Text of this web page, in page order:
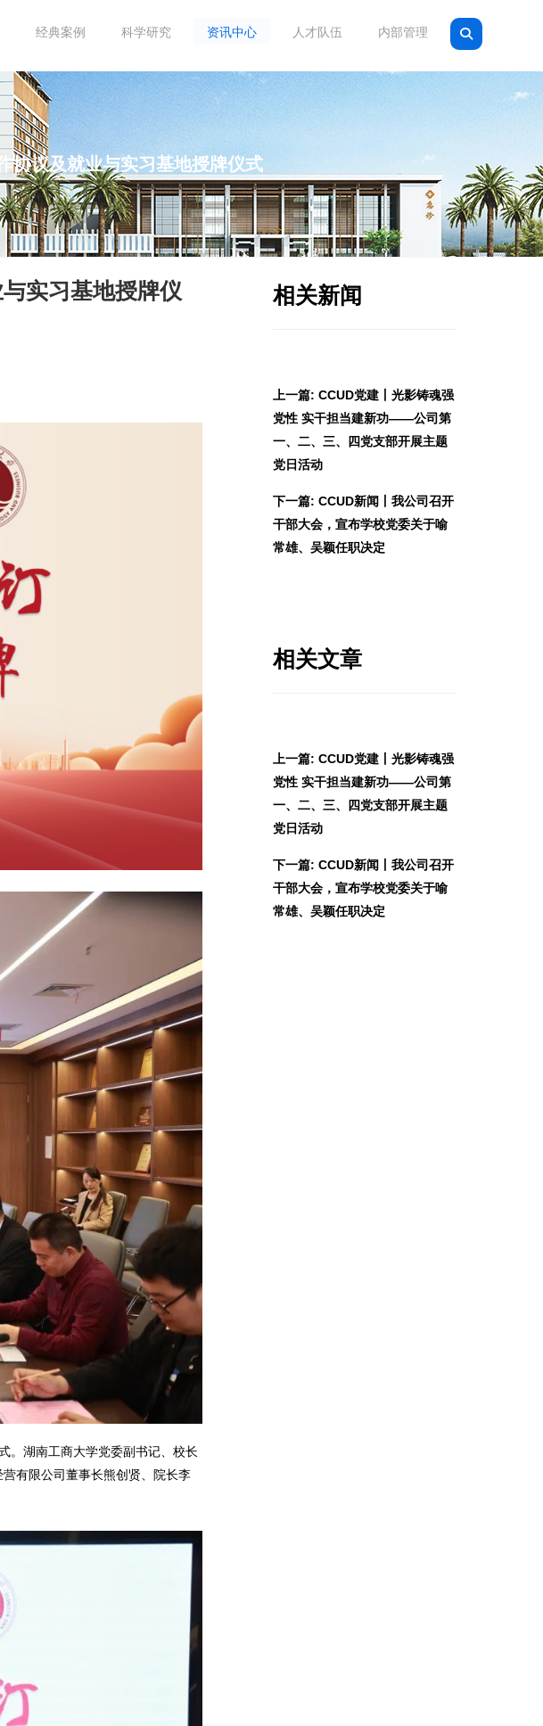
经典案例 科学研究 资讯中心 人才队伍 内部管理
协议及就业与实习基地授牌仪式
实习基地授牌仪
。湖南工商大学党委副书记、校长
有限公司董事长熊创贤、院长李
相关新闻
上一篇: CCUD党建丨光影铸魂强
党性 实干担当建新功——公司第
一、二、三、四党支部开展主题
党日活动
下一篇: CCUD新闻丨我公司召开
干部大会，宣布学校党委关于喻
常雄、吴颖任职决定
相关文章
上一篇: CCUD党建丨光影铸魂强
党性 实干担当建新功——公司第
一、二、三、四党支部开展主题
党日活动
下一篇: CCUD新闻丨我公司召开
干部大会，宣布学校党委关于喻
常雄、吴颖任职决定